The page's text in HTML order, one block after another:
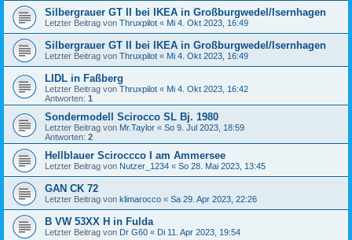
Silbergrauer GT II bei IKEA in Großburgwedel/Isernhagen
Letzter Beitrag von Thruxpilot « Mi 4. Okt 2023, 16:49
Silbergrauer GT II bei IKEA in Großburgwedel/Isernhagen
Letzter Beitrag von Thruxpilot « Mi 4. Okt 2023, 16:49
LIDL in Faßberg
Letzter Beitrag von Thruxpilot « Mi 4. Okt 2023, 16:42
Antworten: 1
Sondermodell Scirocco SL Bj. 1980
Letzter Beitrag von Mr.Taylor « So 9. Jul 2023, 18:59
Antworten: 2
Hellblauer Sciroccco I am Ammersee
Letzter Beitrag von Nutzer_1234 « So 28. Mai 2023, 13:45
GAN CK 72
Letzter Beitrag von klimarocco « Sa 29. Apr 2023, 22:26
B VW 53XX H in Fulda
Letzter Beitrag von Dr G60 « Di 11. Apr 2023, 19:54